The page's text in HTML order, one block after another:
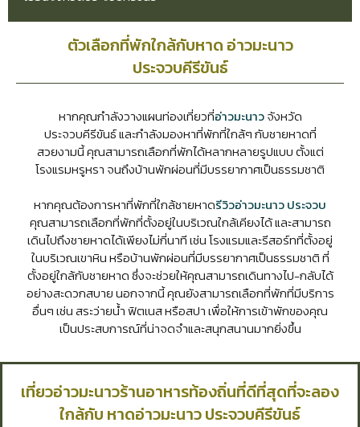
ตัวเลือกที่พักใกล้กับหาด อ่าวมะนาว
ประจวบคีรีขันธ์
หากคุณกำลังวางแผนท่องเที่ยวที่อ่าวมะนาวจังหวัด
ประจวบคีรีขันธ์ และกำลังมองหาที่พักที่ใกล้ๆ กับชายหาดที่
สวยงามนี้ คุณสามารถเลือกที่พักได้หลากหลายรูปแบบ ตั้งแต่
โรงแรมหรูหรา จนถึงบ้านพักผ่อนที่มีบรรยากาศเป็นธรรมชาติ
หากคุณต้องการหาที่พักที่ใกล้ชายหาดรีวิวอ่าวมะนาว ประจวบ
คุณสามารถเลือกที่พักที่ตั้งอยู่ในบริเวณใกล้เคียงได้ และสามารถ
เดินไปถึงชายหาดได้เพียงไม่กี่นาที เช่น โรงแรมและรีสอร์ทที่ตั้งอยู่
ในบริเวณเขาหิน หรือบ้านพักผ่อนที่มีบรรยากาศเป็นธรรมชาติ ที่
ตั้งอยู่ใกล้กับชายหาด ซึ่งจะช่วยให้คุณสามารถเดินทางไป-กลับได้
อย่างสะดวกสบาย นอกจากนี้ คุณยังสามารถเลือกที่พักที่มีบริการ
อื่นๆ เช่น สระว่ายน้ำ ฟิตเนส หรือสปา เพื่อให้การเข้าพักของคุณ
เป็นประสบการณ์ที่น่าจดจำและสนุกสนานมากยิ่งขึ้น
เที่ยวอ่าวมะนาวร้านอาหารท้องถิ่นที่ดีที่สุดที่จะลอง
ใกล้กับ หาดอ่าวมะนาว ประจวบคีรีขันธ์